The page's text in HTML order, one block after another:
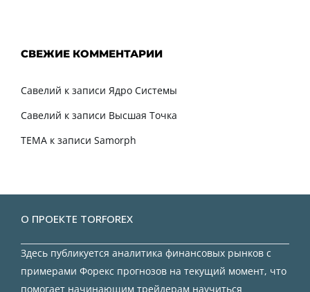
СВЕЖИЕ КОММЕНТАРИИ
Савелий к записи Ядро Системы
Савелий к записи Высшая Точка
TEMA к записи Samorph
О ПРОЕКТЕ TORFOREX
Здесь публикуется аналитика финансовых рынков с
примерами Форекс прогнозов на текущий момент, что
помогает начинающим трейдерам научиться